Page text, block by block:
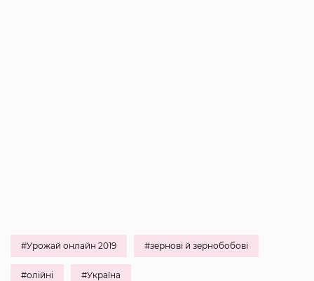
#Урожай онлайн 2019 #зернові й зернобобові
#олійні #Україна